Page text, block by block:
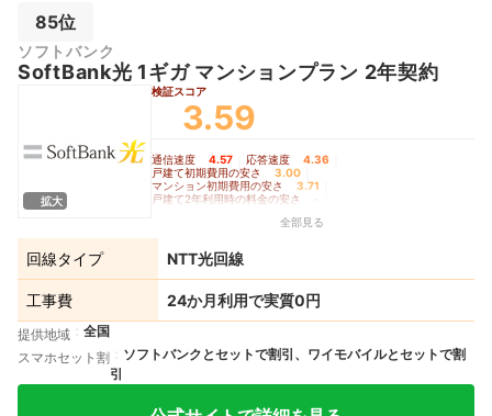
85位
ソフトバンク
SoftBank光 1ギガ マンションプラン 2年契約
拡大
検証スコア
3.59
通信速度 4.57 応答速度 4.36
戸建て初期費用の安さ 3.00
マンション初期費用の安さ 3.71
戸建て2年利用時の料金の安さ
戸建て5年利用時の料金の安さ -｜
マンション2年利用時の料金の安さ
マンション3年利用時の料金の安さ
マンション5年利用時の料金の安さ
Wi-Fiルーターレンタルの充実度 4.53
全部見る
回線タイプ NTT光回線
工事費 24か月利用で実質0円
提供地域
全国
スマホセット割
ソフトバンクとセットで割引、ワイモバイルとセットで割
引